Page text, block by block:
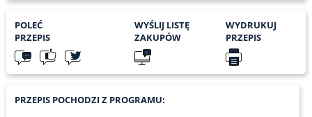
POLEĆ
PRZEPIS
WYŚLIJ LISTĘ
ZAKUPÓW
WYDRUKUJ
PRZEPIS
PRZEPIS POCHODZI Z PROGRAMU: